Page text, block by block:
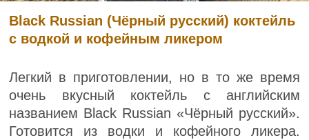
Black Russian (Чёрный русский) коктейль
с водкой и кофейным ликером
Легкий в приготовлении, но в то же время
очень вкусный коктейль с английским
названием Black Russian «Чёрный русский».
Готовится из водки и кофейного ликера.